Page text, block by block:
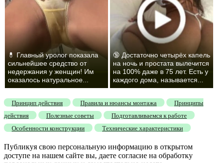
💊 Главный уролог показала
сильнейшее средство от
недержания у женщин! Им
оказалось натуральное...
🔞 Достаточно четырёх капель
на ночь и простата вылечится
на 100% даже в 75 лет. Есть у
каждого дома, называется...
Принцип действия Правила и нюансы монтажа
Принципы
действия
Полезные советы
Подготавливаемся к работе
Особенности конструкции
Технические характеристики
Публикуя свою персональную информацию в открытом
доступе на нашем сайте вы, даете согласие на обработку